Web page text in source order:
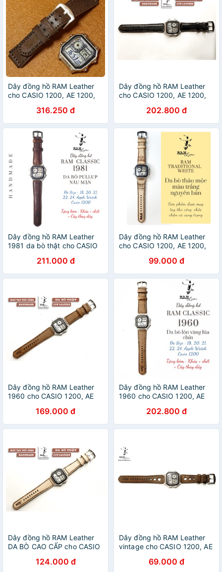
Dây đồng hồ RAM Leather
cho CASIO 1200, AE 1200,
Size 18 da bò vintage
316.250 đ
Dây đồng hồ RAM Leather
cho CASIO 1200, AE 1200,
Size 18 da bò đen tuyền
202.800 đ
Dây đồng hồ RAM Leather
1981 da bò thật cho CASIO
A159 , A168 , Size 18
211.000 đ
Dây đồng hồ RAM Leather
cho CASIO 1200, AE 1200,
Size 18 da bò cao cấp
99.000 đ
Dây đồng hồ RAM Leather
1960 cho CASIO 1200, AE
A168 , Size 18 da bò thật
169.000 đ
Dây đồng hồ RAM Leather
1960 cho CASIO 1200, AE
A168 , Size 18 da bò lộn
202.800 đ
Dây đồng hồ RAM Leather
DA BÒ CAO CẤP cho CASIO
A159 , A168 , Size 18
124.000 đ
Dây đồng hồ RAM Leather
vintage cho CASIO 1200, AE
A168 , Size 18 da bò thật
69.000 đ